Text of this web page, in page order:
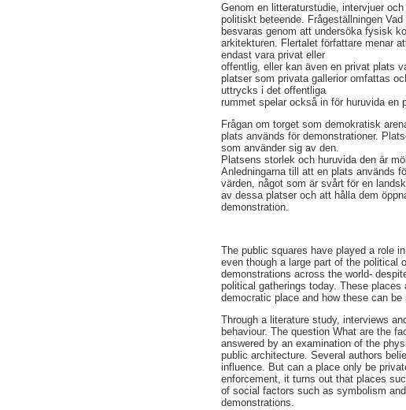
Genom en litteraturstudie, intervjuer
politiskt beteende. Frågeställningen
besvaras genom att undersöka fysisk
arkitekturen. Flertalet författare menar
endast vara privat eller
offentlig, eller kan även en privat plats
platser som privata gallerior omfattas
uttrycks i det offentliga
rummet spelar också in för huruvida en
Frågan om torget som demokratisk
plats används för demonstrationer.
som använder sig av den.
Platsens storlek och huruvida den är
Anledningarna till att en plats används
värden, något som är svårt för en
av dessa platser och att hålla dem
demonstration.
The public squares have played a role
even though a large part of the political
demonstrations across the world-
political gatherings today. These
democratic place and how these can be
Through a literature study, interviews
behaviour. The question What are the
answered by an examination of the
public architecture. Several authors
influence. But can a place only be
enforcement, it turns out that places
of social factors such as symbolism
demonstrations.